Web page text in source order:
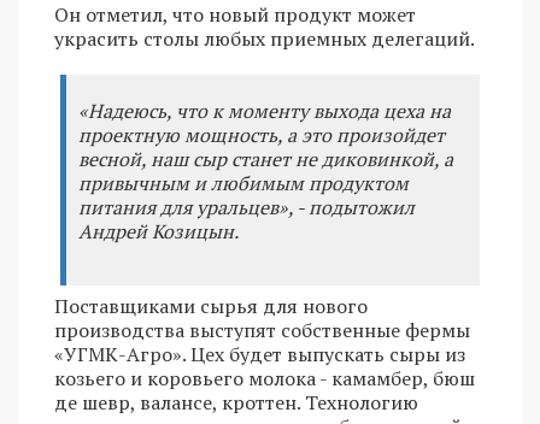
Он отметил, что новый продукт может
украсить столы любых приемных делегаций.
«Надеюсь, что к моменту выхода цеха на
проектную мощность, а это произойдет
весной, наш сыр станет не диковинкой, а
привычным и любимым продуктом
питания для уральцев», - подытожил
Андрей Козицын.
Поставщиками сырья для нового
производства выступят собственные фермы
«УГМК-Агро». Цех будет выпускать сыры из
козьего и коровьего молока - камамбер, бюш
де шевр, валансе, кроттен. Технологию